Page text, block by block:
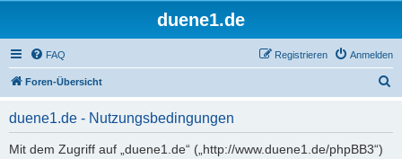
duene1.de
FAQ Anmelden
Registrieren
Foren-Übersicht
duene1.de - Nutzungsbedingungen
Mit dem Zugriff auf „duene1.de“ („http://www.duene1.de/phpBB3“)